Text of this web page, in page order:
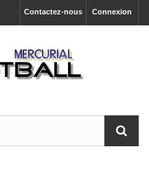
Connexion
Contactez-nous